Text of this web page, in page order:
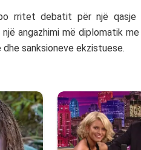
rritet debatit për një qasje
angazhimi më diplomatik
sanksioneve ekzistuese.